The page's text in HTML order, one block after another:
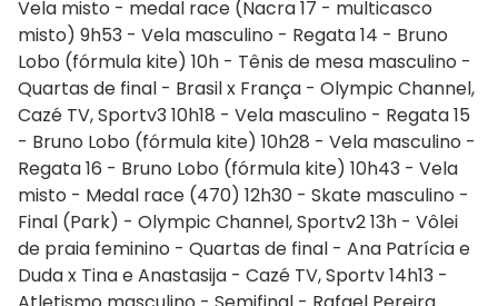
Vela misto - medal race (Nacra 17 - multicasco
misto) 9h53 - Vela masculino - Regata 14 - Bruno
Lobo (fórmula kite) 10h - Tênis de mesa masculino -
Quartas de final - Brasil x França - Olympic Channel,
Cazé TV, Sportv3 10h18 - Vela masculino - Regata 15
- Bruno Lobo (fórmula kite) 10h28 - Vela masculino -
Regata 16 - Bruno Lobo (fórmula kite) 10h43 - Vela
misto - Medal race (470) 12h30 - Skate masculino -
Final (Park) - Olympic Channel, Sportv2 13h - Vôlei
de praia feminino - Quartas de final - Ana Patrícia e
Duda x Tina e Anastasija - Cazé TV, Sportv 14h13 -